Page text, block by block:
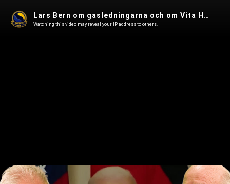
Lars Bern om gasledningarna och om Vita Husets nya rapport om matens hälsoeffekter i Fjärde Statsmakten 145
Watching this video may reveal your IP address to others.